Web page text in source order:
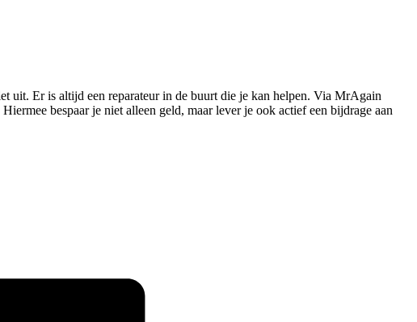
uit. Er is altijd een reparateur in de buurt die je kan helpen. Via MrAgain
bespaar je niet alleen geld, maar lever je ook actief een bijdrage aan